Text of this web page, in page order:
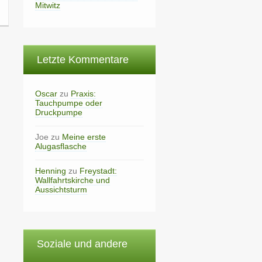
Mitwitz
Letzte Kommentare
Oscarzu Praxis:
Tauchpumpe oder
Druckpumpe
Joe zu Meine erste
Alugasflasche
Henning zu Freystadt:
Wallfahrtskirche und
Aussichtsturm
Soziale und andere